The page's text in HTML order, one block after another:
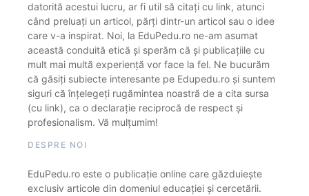
datorită acestui lucru, ar fi util să citați cu link, atunci
când preluați un articol, părți dintr-un articol sau o idee
care v-a inspirat. Noi, la EduPedu.ro ne-am asumat
această conduită etică și sperăm că și publicațiile cu
mult mai multă experiență vor face la fel. Ne bucurăm
că găsiți subiecte interesante pe Edupedu.ro și suntem
siguri că înțelegeți rugămintea noastră de a cita sursa
(cu link), ca o declarație reciprocă de respect și
profesionalism. Vă mulțumim!
DESPRE NOI
EduPedu.ro este o publicație online care găzduiește
exclusiv articole din domeniul educației și cercetării.